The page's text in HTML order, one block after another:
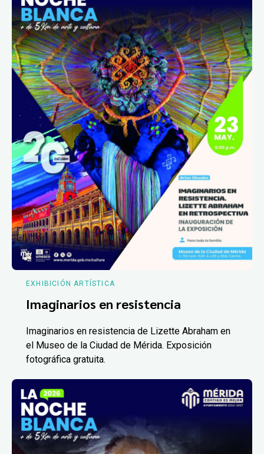
EXHIBICIÓN ARTÍSTICA
Imaginarios en resistencia
Imaginarios en resistencia de Lizette Abraham en
el Museo de la Ciudad de Mérida. Exposición
fotográfica gratuita.